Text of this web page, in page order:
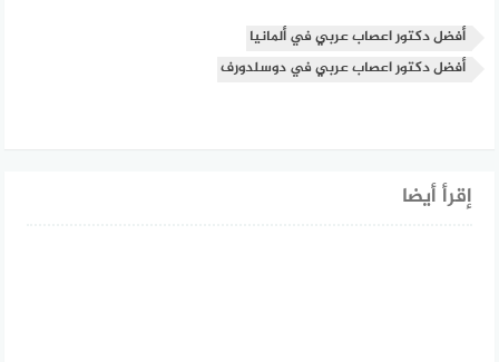
أفضل دكتور اعصاب عربي في ألمانيا
أفضل دكتور اعصاب عربي في دوسلدورف
إقرأ أيضا